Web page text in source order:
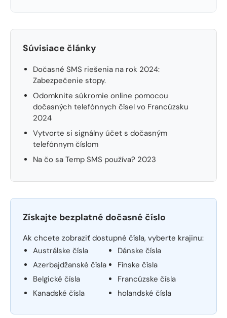
Súvisiace články
Dočasné SMS riešenia na rok 2024:
Zabezpečenie stopy.
Odomknite súkromie online pomocou
dočasných telefónnych čísel vo Francúzsku
2024
Vytvorte si signálny účet s dočasným
telefónnym číslom
Na čo sa Temp SMS používa? 2023
Získajte bezplatné dočasné číslo
Ak chcete zobraziť dostupné čísla, vyberte krajinu:
Austrálske čísla
Azerbajdžanské čísla
Belgické čísla
Kanadské čísla
Dánske čísla
Fínske čísla
Francúzske čísla
holandské čísla